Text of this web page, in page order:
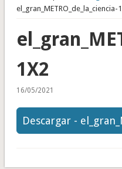
el_gran_METRO_de_la_ciencia-
1X2
16/05/2021
Descargar -